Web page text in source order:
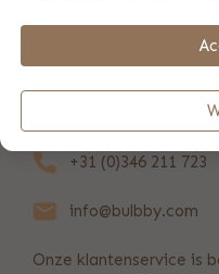
REVIEWS
+31 (0)346 211 723
info@bulbby.com
Onze klantenservice is